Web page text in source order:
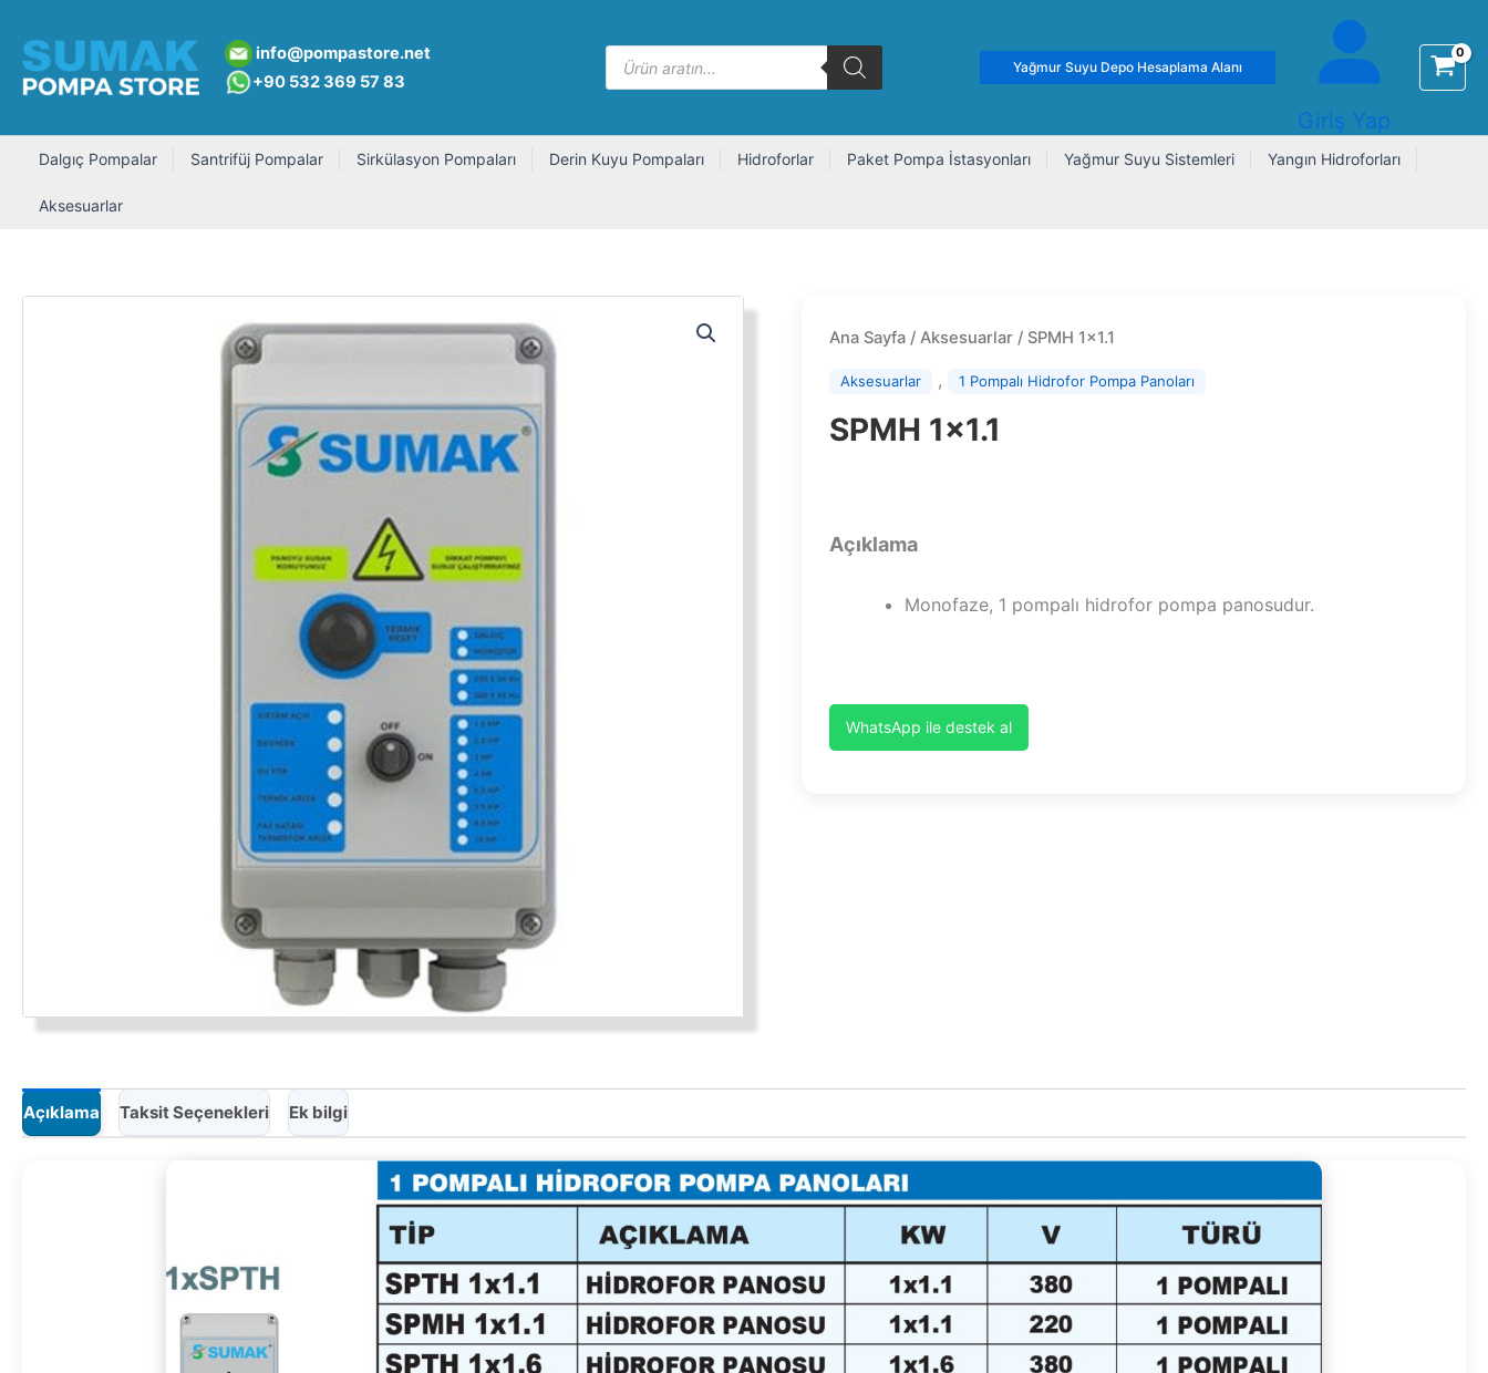
atla
info@pompastore.net
+90 532 369 57 83
search
Yağmur Suyu Depo Hesaplama Alanı
Giriş Yap
Dalgıç Pompalar Santrifüj Pompalar Sirkülasyon Pompaları Derin Kuyu Pompaları Hidroforlar Paket Pompa İstasyonları Yağmur Suyu Sistemleri Yangın Hidroforları
Aksesuarlar
Ana Sayfa /Aksesuarlar / SPMH 1×1.1
Aksesuarlar , 1 Pompalı Hidrofor Pompa Panoları
SPMH 1×1.1
Açıklama
Monofaze, 1 pompalı hidrofor pompa panosudur.
WhatsApp ile destek al
Açıklama Taksit Seçenekleri Ek bilgi